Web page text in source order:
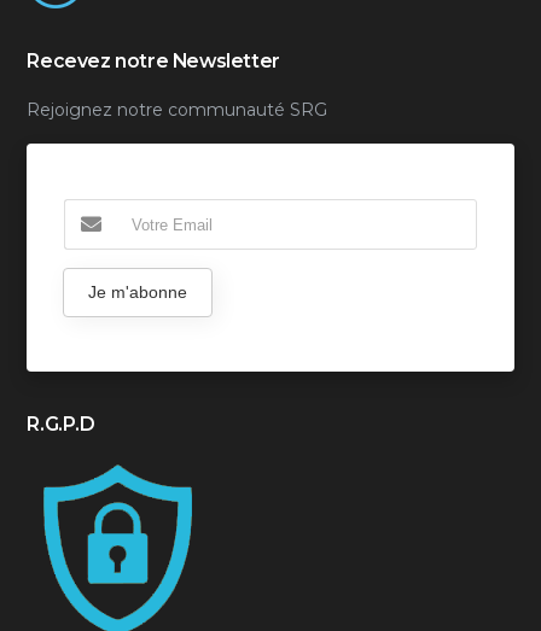
Recevez notre Newsletter
Rejoignez notre communauté SRG
Je m'abonne
R.G.P.D